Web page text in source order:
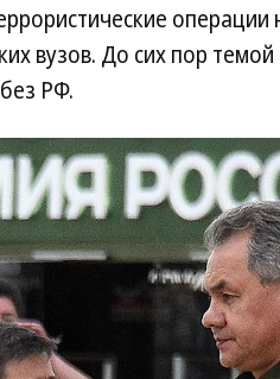
вузов. До сих пор
РФ.